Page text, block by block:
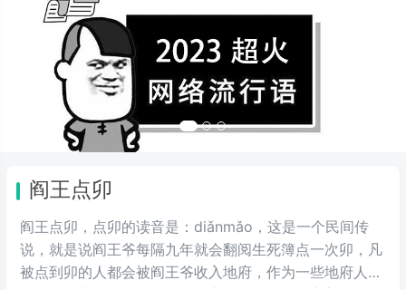
阎王点卯
阎王点卯，点卯的读音是：diǎnmǎo，这是一个民间传
说，就是说阎王爷每隔九年就会翻阅生死簿点一次卯，凡
被点到卯的人都会被阎王爷收入地府，作为一些地府人